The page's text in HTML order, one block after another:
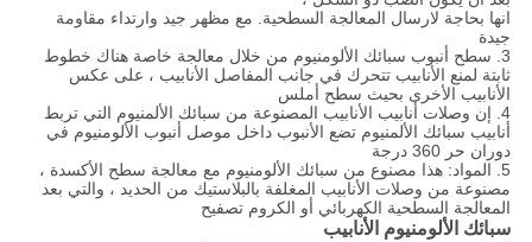
انها بحاجة لارسال المعالجة السطحية. مع مظهر جيد وارتداء مقاومة
جيدة
3. سطح أنبوب سبائك الألومنيوم من خلال معالجة خاصة هناك خطوط
ثابتة لمنع الأنابيب تتحرك في جانب المفاصل الأنابيب ، على عكس
الأنابيب الأخرى بحيث سطح أملس
4. إن وصلات أنابيب الأنابيب المصنوعة من سبائك الألمنيوم التي تربط
أنابيب سبائك الألمنيوم تضع الأنبوب داخل موصل أنبوب الألومنيوم في
دوران حر 360 درجة
5. المواد: هذا مصنوع من سبائك الألومنيوم مع معالجة سطح الأكسدة ،
مصنوعة من وصلات الأنابيب المغلفة بالبلاستيك من الحديد ، والتي بعد
المعالجة السطحية الكهربائي أو الكروم تصفيح
سبائك الألومنيوم الأنابيب